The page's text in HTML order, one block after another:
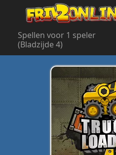
Spellen voor 1 speler
(Bladzijde 4)